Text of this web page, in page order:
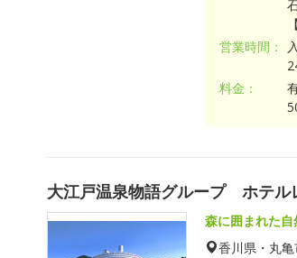
営業時間：
料金：
大江戸温泉物語グループ ホテル
森に囲まれた
香川県・丸